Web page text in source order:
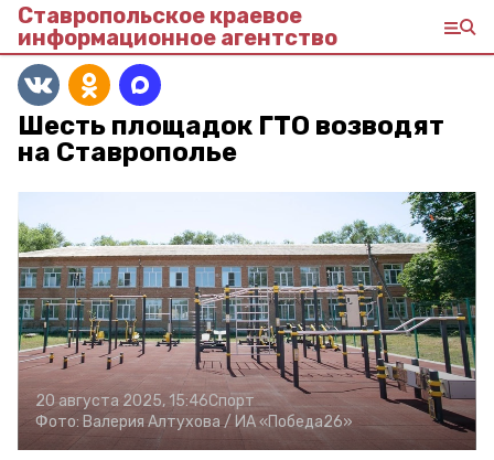
Ставропольское краевое
информационное агентство
Шесть площадок ГТО возводят
на Ставрополье
20 августа 2025, 15:46Спорт
Фото: Валерия Алтухова / ИА «Победа26»